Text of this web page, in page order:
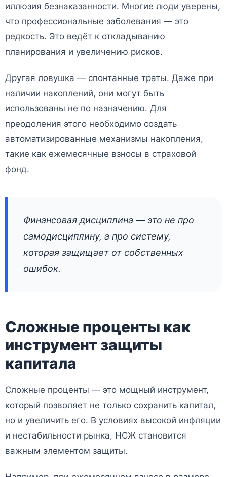
иллюзия безнаказанности. Многие люди уверены,
что профессиональные заболевания — это
редкость. Это ведёт к откладыванию
планирования и увеличению рисков.
Другая ловушка — спонтанные траты. Даже при
наличии накоплений, они могут быть
использованы не по назначению. Для
преодоления этого необходимо создать
автоматизированные механизмы накопления,
такие как ежемесячные взносы в страховой
фонд.
Финансовая дисциплина — это не про
самодисциплину, а про систему,
которая защищает от собственных
ошибок.
Сложные проценты как
инструмент защиты
капитала
Сложные проценты — это мощный инструмент,
который позволяет не только сохранить капитал,
но и увеличить его. В условиях высокой инфляции
и нестабильности рынка, НСЖ становится
важным элементом защиты.